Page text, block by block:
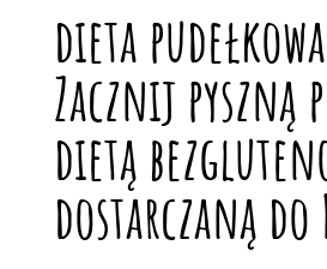
dieta
Zacznij pyszną
dietą
dostarczaną do